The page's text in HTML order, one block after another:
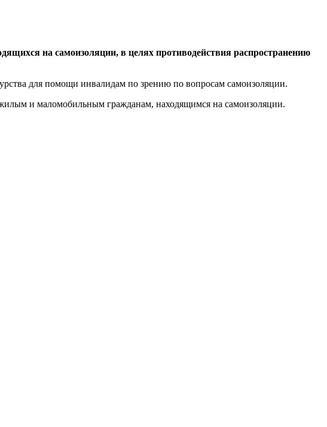
на самоизоляции, в целях противодействия распространению
для помощи инвалидам по зрению по вопросам самоизоляции.
и маломобильным гражданам, находящимся на самоизоляции.